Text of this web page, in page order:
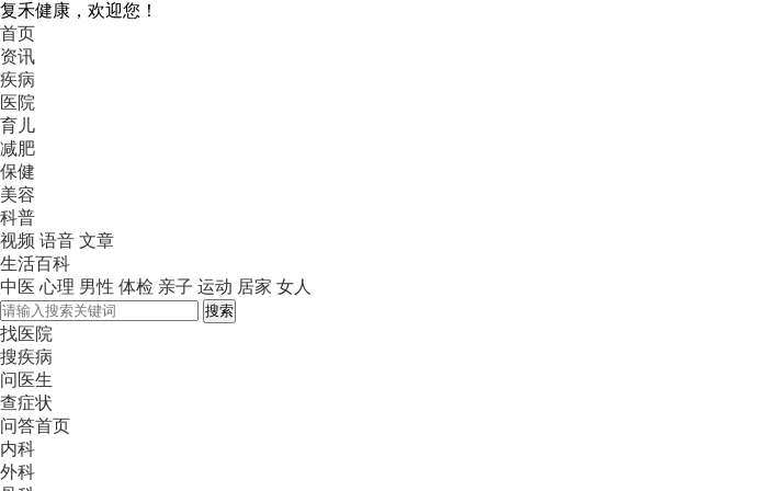
复禾健康，欢迎您！
首页
资讯
疾病
医院
育儿
减肥
保健
美容
科普
视频 语音 文章
生活百科
中医 心理 男性 体检 亲子 运动 居家 女人
搜索
找医院
搜疾病
问医生
查症状
问答首页
内科
外科